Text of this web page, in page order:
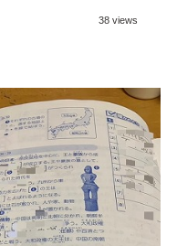
38 views